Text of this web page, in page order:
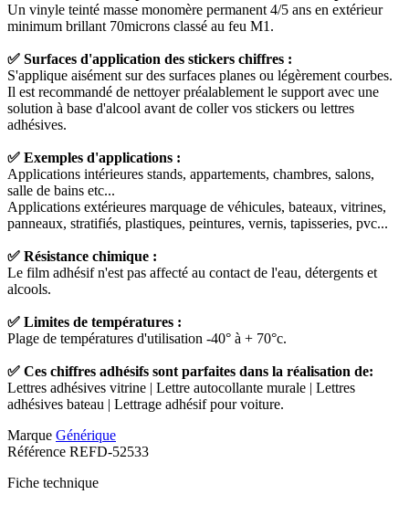
Un vinyle teinté masse monomère permanent 4/5 ans en extérieur
minimum brillant 70microns classé au feu M1.
✅ Surfaces d'application des stickers chiffres :
S'applique aisément sur des surfaces planes ou légèrement courbes.
Il est recommandé de nettoyer préalablement le support avec une
solution à base d'alcool avant de coller vos stickers ou lettres
adhésives.
✅ Exemples d'applications :
Applications intérieures stands, appartements, chambres, salons,
salle de bains etc...
Applications extérieures marquage de véhicules, bateaux, vitrines,
panneaux, stratifiés, plastiques, peintures, vernis, tapisseries, pvc...
✅ Résistance chimique :
Le film adhésif n'est pas affecté au contact de l'eau, détergents et
alcools.
✅ Limites de températures :
Plage de températures d'utilisation -40° à + 70°c.
✅ Ces chiffres adhésifs sont parfaites dans la réalisation de:
Lettres adhésives vitrine | Lettre autocollante murale | Lettres
adhésives bateau | Lettrage adhésif pour voiture.
Marque Générique
Référence REFD-52533
Fiche technique